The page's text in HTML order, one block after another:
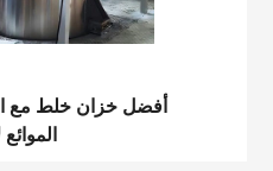
أفضل خزان خلط مع